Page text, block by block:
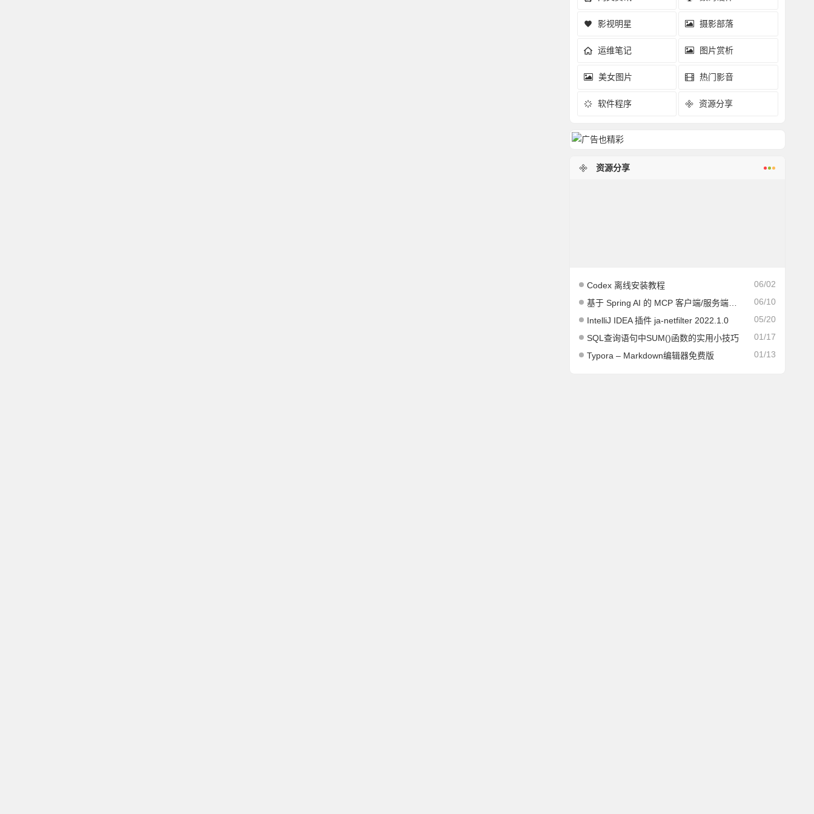
影视明星 摄影部落
运维笔记 图片赏析
美女图片 热门影音
软件程序 资源分享
资源分享
06/02
Codex 离线安装教程
06/10
基于 Spring AI 的 MCP 客户端/服务端架构指南
05/20
IntelliJ IDEA 插件 ja-netfilter 2022.1.0
01/17
SQL查询语句中SUM()函数的实用小技巧
01/13
Typora – Markdown编辑器免费版